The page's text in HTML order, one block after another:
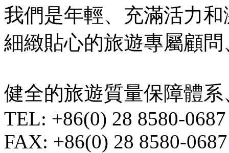
我們是年輕、充滿活力
細緻貼心的旅遊專屬顧
健全的旅遊質量保障體
TEL: +86(0) 28 8580-0687
FAX: +86(0) 28 8580-0687